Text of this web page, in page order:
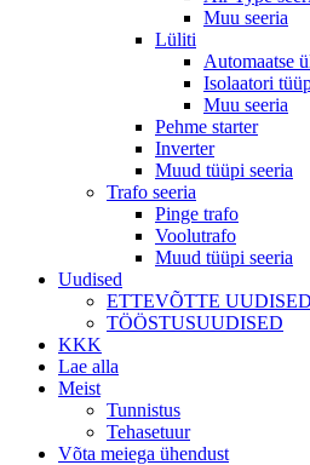
Muu seeria
Lüliti
Automaatse
Isolaatori
Muu seeria
Pehme starter
Inverter
Muud tüüpi seeria
Trafo seeria
Pinge trafo
Voolutrafo
Muud tüüpi seeria
Uudised
ETTEVÕTTE UUDISED
TÖÖSTUSUUDISED
KKK
Lae alla
Meist
Tunnistus
Tehasetuur
Võta meiega ühendust